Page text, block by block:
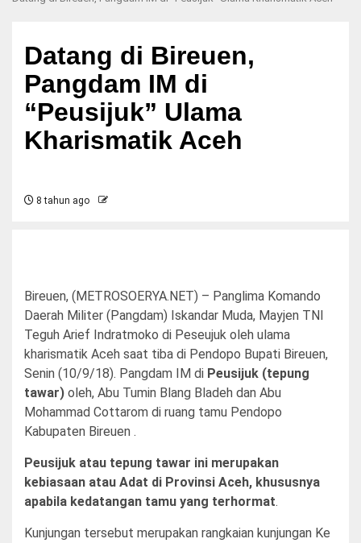
Datang di Bireuen,
Pangdam IM di
“Peusijuk” Ulama
Kharismatik Aceh
8 tahun ago
Bireuen, (METROSOERYA.NET) – Panglima Komando
Daerah Militer (Pangdam) Iskandar Muda, Mayjen TNI
Teguh Arief Indratmoko di Peseujuk oleh ulama
kharismatik Aceh saat tiba di Pendopo Bupati Bireuen,
Senin (10/9/18). Pangdam IM di Peusijuk (tepung
tawar) oleh, Abu Tumin Blang Bladeh dan Abu
Mohammad Cottarom di ruang tamu Pendopo
Kabupaten Bireuen .
Peusijuk atau tepung tawar ini merupakan
kebiasaan atau Adat di Provinsi Aceh, khususnya
apabila kedatangan tamu yang terhormat.
Kunjungan tersebut merupakan rangkaian kunjungan Ke